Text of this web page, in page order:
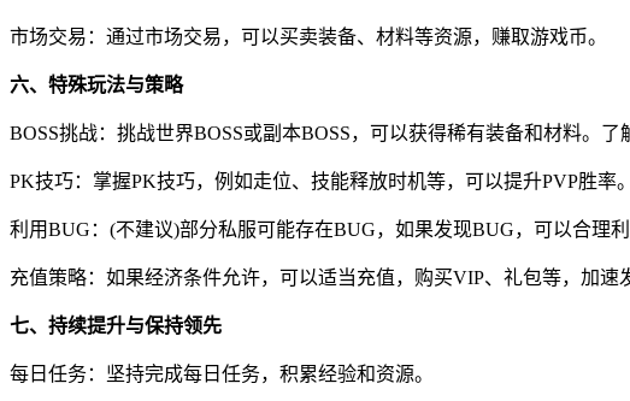
市场交易：通过市场交易，可以买卖装备、材料等资源，赚取游戏币。
六、特殊玩法与策略
BOSS挑战：挑战世界BOSS或副本BOSS，可以获得稀有装备和材料。了
PK技巧：掌握PK技巧，例如走位、技能释放时机等，可以提升PVP胜率。
利用BUG：(不建议)部分私服可能存在BUG，如果发现BUG，可以合理
充值策略：如果经济条件允许，可以适当充值，购买VIP、礼包等，加速
七、持续提升与保持领先
每日任务：坚持完成每日任务，积累经验和资源。